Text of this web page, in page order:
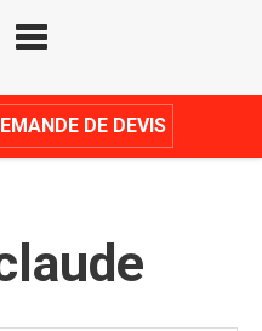
DE DEVIS